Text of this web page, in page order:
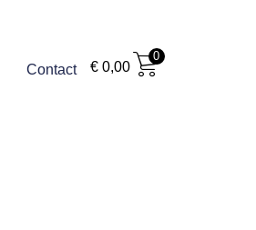
Contact €0,00
0